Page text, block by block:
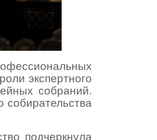
экспертного
собраний.
подчеркнула